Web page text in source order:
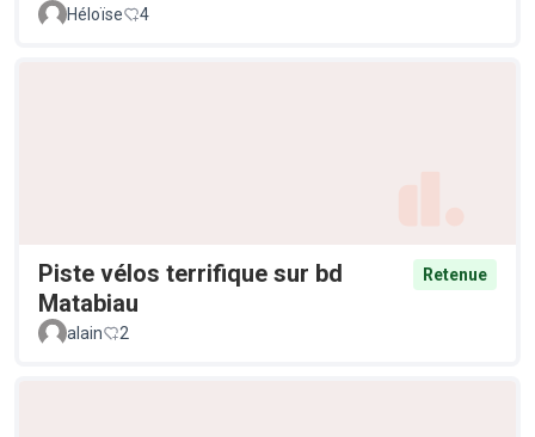
Héloïse 4
Piste vélos terrifique sur bd
Matabiau
Retenue
alain 2